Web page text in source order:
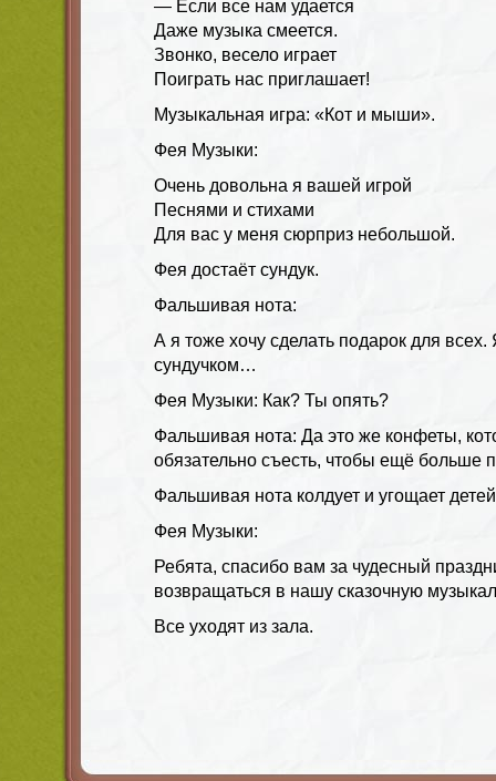
— Если все нам удается
Даже музыка смеется.
Звонко, весело играет
Поиграть нас приглашает!
Музыкальная игра: «Кот и мыши».
Фея Музыки:
Очень довольна я вашей игрой
Песнями и стихами
Для вас у меня сюрприз небольшой.
Фея достаёт сундук.
Фальшивая нота:
А я тоже хочу сделать подарок для
сундучком…
Фея Музыки: Как? Ты опять?
Фальшивая нота: Да это же конфеты,
обязательно съесть, чтобы ещё больше
Фальшивая нота колдует и угощает
Фея Музыки:
Ребята, спасибо вам за чудесный
возвращаться в нашу сказочную
Все уходят из зала.